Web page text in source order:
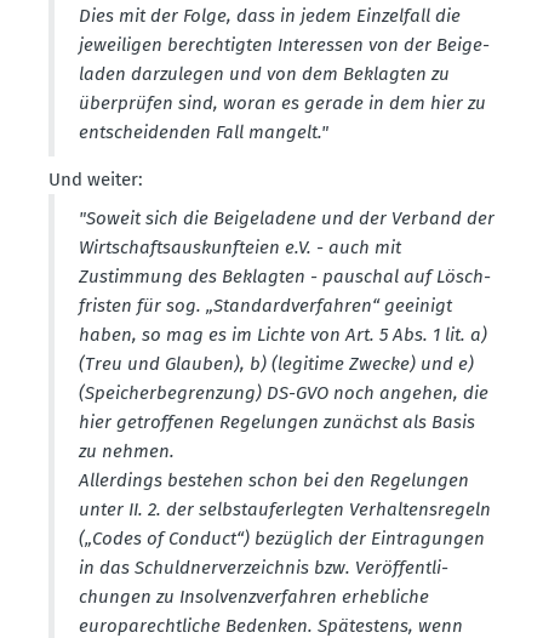
Dies mit der Folge, dass in jedem Einzelfall die
jewei­ligen berech­tigten Inter­essen von der Beige­
laden darzu­legen und von dem Beklagten zu
überprüfen sind, woran es gerade in dem hier zu
entschei­denden Fall mangelt."
Und weiter:
"Soweit sich die Beige­ladene und der Verband der
Wirtschafts­aus­kunf­teien e.V. - auch mit
Zustimmung des Beklagten - pauschal auf Lösch­
fristen für sog. „Standard­ver­fahren“ geeinigt
haben, so mag es im Lichte von Art. 5 Abs. 1 lit. a)
(Treu und Glauben), b) (legitime Zwecke) und e)
(Speicher­be­grenzung) DS-GVO noch angehen, die
hier getrof­fenen Regelungen zunächst als Basis
zu nehmen.
Aller­dings bestehen schon bei den Regelungen
unter II. 2. der selbst­auf­er­legten Verhal­tens­regeln
(„Codes of Conduct“) bezüglich der Eintra­gungen
in das Schuld­ner­ver­zeichnis bzw. Veröf­fent­li­
chungen zu Insol­venz­ver­fahren erheb­liche
europa­recht­liche Bedenken. Spätestens, wenn